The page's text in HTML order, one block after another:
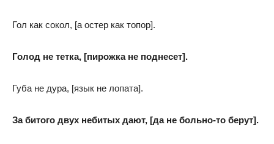
Гол как сокол, [а остер как топор].
Голод не тетка, [пирожка не поднесет].
Губа не дура, [язык не лопата].
За битого двух небитых дают, [да не больно-то берут].